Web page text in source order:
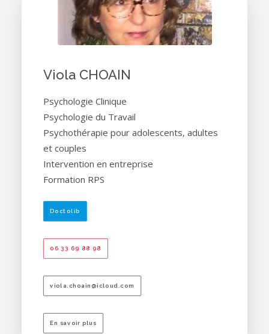
Viola CHOAIN
Psychologie Clinique
Psychologie du Travail
Psychothérapie pour adolescents, adultes
et couples
Intervention en entreprise
Formation RPS
Doctolib
06 33 69 88 98
viola.choain@icloud.com
En savoir plus